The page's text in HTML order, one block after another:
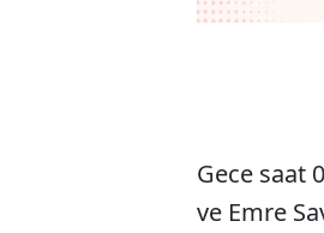
Gece saat
ve Emre